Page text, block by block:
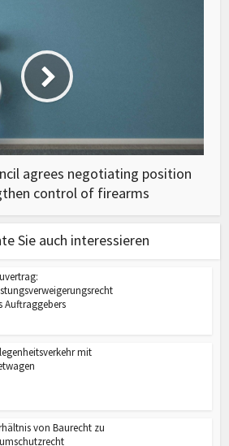
agrees negotiating position
control of firearms
Sie auch interessieren
Auftraggebers
mit
von Baurecht zu